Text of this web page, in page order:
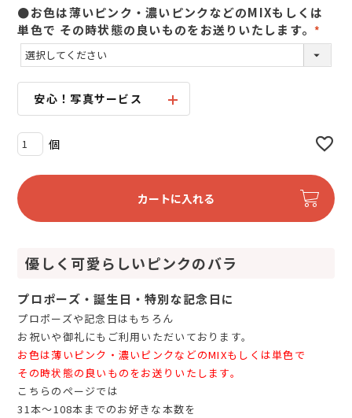
●お色は薄いピンク・濃いピンクなどのMIXもしくは
単色で その時状態の良いものをお送りいたします。
(
必
安心！写真サービス
カートに入れる
優しく可愛らしいピンクのバラ
プロポーズ・誕生日・特別な記念日に
プロポーズや記念日はもちろん
お祝いや御礼にもご利用いただいております。
お色は薄いピンク・濃いピンクなどのMIXもしくは単色で
その時状態の良いものをお送りいたします。
こちらのページでは
31本～108本までのお好きな本数を